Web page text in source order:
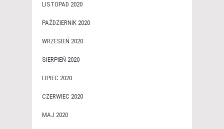
LISTOPAD 2020
PAŹDZIERNIK 2020
WRZESIEŃ 2020
SIERPIEŃ 2020
LIPIEC 2020
CZERWIEC 2020
MAJ 2020